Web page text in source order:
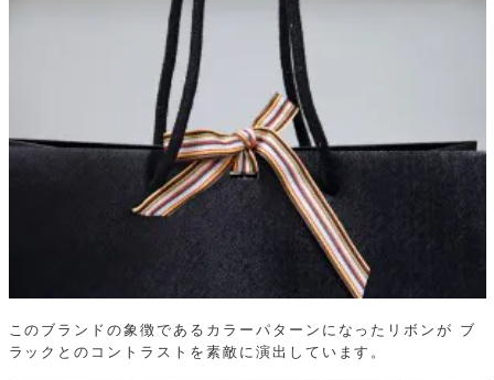
このブランドの象徴であるカラーパターンになったリボンが ブ
ラックとのコントラストを素敵に演出しています。